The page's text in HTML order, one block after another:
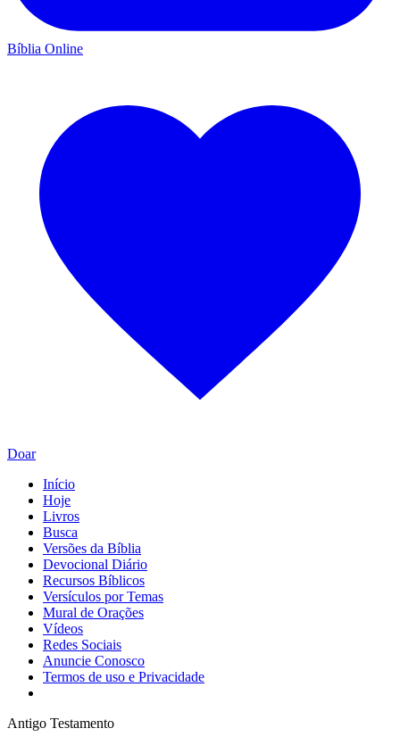
Bíblia Online
Doar
Início
Hoje
Livros
Busca
Versões da Bíblia
Devocional Diário
Recursos Bíblicos
Versículos por Temas
Mural de Orações
Vídeos
Redes Sociais
Anuncie Conosco
Termos de uso e Privacidade
Antigo Testamento